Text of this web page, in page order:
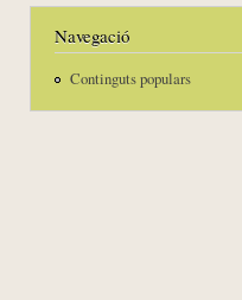
Navegació
Continguts populars